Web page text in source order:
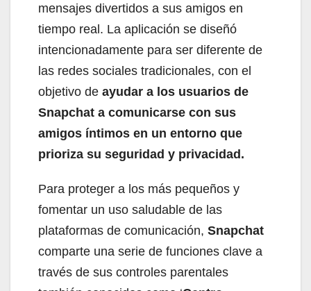
mensajes divertidos a sus amigos en
tiempo real. La aplicación se diseñó
intencionadamente para ser diferente de
las redes sociales tradicionales, con el
objetivo de ayudar a los usuarios de
Snapchat a comunicarse con sus
amigos íntimos en un entorno que
prioriza su seguridad y privacidad.
Para proteger a los más pequeños y
fomentar un uso saludable de las
plataformas de comunicación, Snapchat
comparte una serie de funciones clave a
través de sus controles parentales